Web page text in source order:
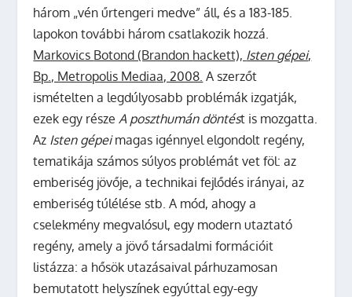
három „vén űrtengeri medve” áll, és a 183-185.
lapokon további három csatlakozik hozzá.
Markovics Botond (Brandon hackett), Isten gépei,
Bp., Metropolis Mediaa, 2008. A szerzőt
ismételten a legdúlyosabb problémák izgatják,
ezek egy része A poszthumán döntést is mozgatta.
Az Isten gépeimagas igénnyel elgondolt regény,
tematikája számos súlyos problémát vet föl: az
emberiség jövője, a technikai fejlődés irányai, az
emberiség túlélése stb. A mód, ahogy a
cselekmény megvalósul, egy modern utaztató
regény, amely a jövő társadalmi formációit
listázza: a hősök utazásaival párhuzamosan
bemutatott helyszínek egyúttal egy-egy